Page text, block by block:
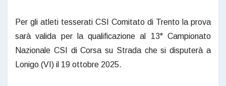
Per gli atleti tesserati CSI Comitato di Trento la prova
sarà valida per la qualificazione al 13° Campionato
Nazionale CSI di Corsa su Strada che si disputerà a
Lonigo (VI) il 19 ottobre 2025.